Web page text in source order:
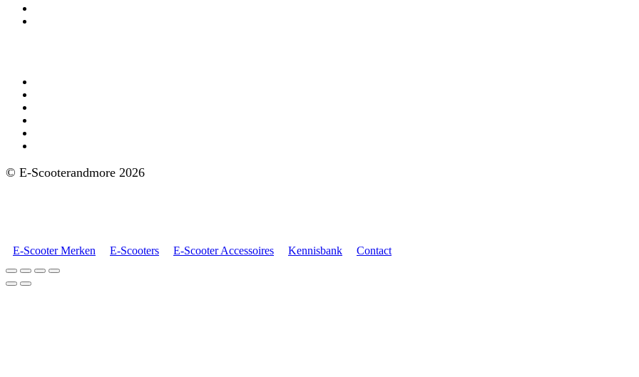
© E-Scooterandmore 2026
E-Scooter Merken E-Scooters E-Scooter Accessoires Kennisbank Contact